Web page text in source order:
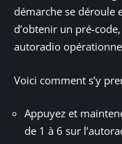
démarche se déroule
d’obtenir un pré-
autoradio
Voici comment s’y
Appuyez et
de 1 à 6 sur